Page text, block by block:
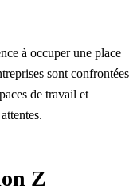
à occuper une place
sont confrontées
de travail et
Z